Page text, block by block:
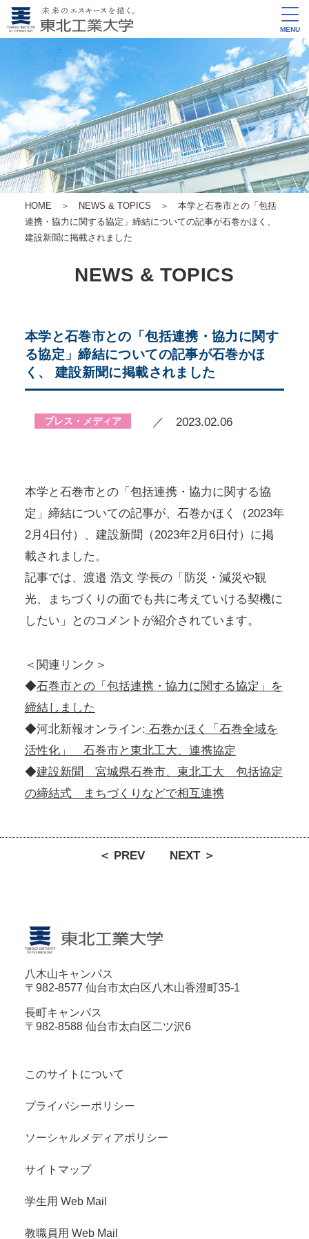
MENU
HOME ＞ NEWS & TOPICS ＞ 本学と石巻市との「包括
連携・協力に関する協定」締結についての記事が石巻かほく、
建設新聞に掲載されました
NEWS & TOPICS
本学と石巻市との「包括連携・協力に関す
る協定」締結についての記事が石巻かほ
く、 建設新聞に掲載されました
プレス・メディア ／ 2023.02.06
本学と石巻市との「包括連携・協力に関する協
定」締結についての記事が、石巻かほく（2023年
2月4日付）、建設新聞（2023年2月6日付）に掲
載されました。
記事では、渡邉 浩文 学長の「防災・減災や観
光、まちづくりの面でも共に考えていける契機に
したい」とのコメントが紹介されています。
＜関連リンク＞
◆石巻市との「包括連携・協力に関する協定」を
締結しました
◆河北新報オンライン: 石巻かほく「石巻全域を
活性化」 石巻市と東北工大、連携協定
◆建設新聞 宮城県石巻市、東北工大 包括協定
の締結式 まちづくりなどで相互連携
＜ PREV NEXT ＞
八木山キャンパス
〒982-8577 仙台市太白区八木山香澄町35-1
長町キャンパス
〒982-8588 仙台市太白区二ツ沢6
このサイトについて
プライバシーポリシー
ソーシャルメディアポリシー
サイトマップ
学生用 Web Mail
教職員用 Web Mail